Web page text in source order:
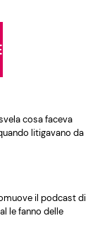
cosa faceva
litigavano da
il podcast di
le fanno delle